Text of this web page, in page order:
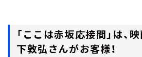
「ここは赤坂応接間」は、
下敦弘さんがお客様！